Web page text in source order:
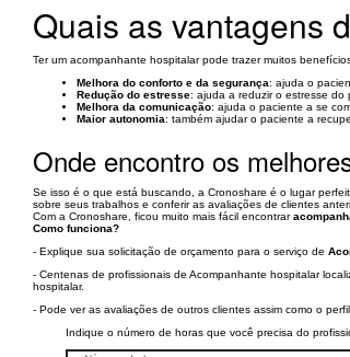
Quais as vantagens
Ter um acompanhante hospitalar pode trazer muitos
Melhora do conforto e da segurança: ajuda o
Redução do estresse: ajuda a reduzir o estresse do
Melhora da comunicação: ajuda o paciente a se
Maior autonomia: também ajudar o paciente a
Onde encontro os
Se isso é o que está buscando, a Cronoshare é o lugar
sobre seus trabalhos e conferir as avaliações de clientes
Com a Cronoshare, ficou muito mais fácil encontrar
Como funciona?
- Explique sua solicitação de orçamento para o serviço de
- Centenas de profissionais de Acompanhante hospitalar
hospitalar.
- Pode ver as avaliações de outros clientes assim como o
Indique o número de horas que você precisa do